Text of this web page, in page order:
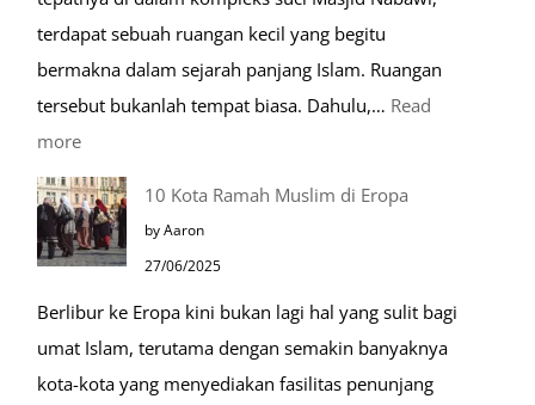
hari
terdapat sebuah ruangan kecil yang begitu
bermakna dalam sejarah panjang Islam. Ruangan
tersebut bukanlah tempat biasa. Dahulu,… Read
more:
Tiga
Makam
Mulia
Masjid
Nabawi
10 Kota Ramah Muslim di Eropa
by Aaron
27/06/2025
Berlibur ke Eropa kini bukan lagi hal yang sulit bagi
umat Islam, terutama dengan semakin banyaknya
kota-kota yang menyediakan fasilitas penunjang